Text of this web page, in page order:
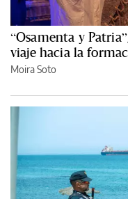
“Osamenta y
viaje hacia la
Moira Soto